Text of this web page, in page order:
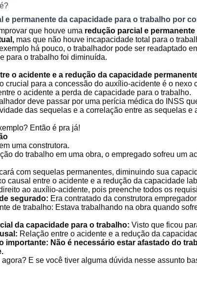
e permanente da capacidade para o trabalho por
que houve uma redução parcial e
mas que não houve incapacidade total para o
há pouco, o trabalhador pode ser readaptado
para o trabalho foi diminuída.
o acidente e a redução da capacidade
crucial para a concessão do auxílio-acidente é o nexo
o acidente a perda de capacidade para o trabalho.
deve passar por uma perícia médica do INSS
das sequelas e a correlação entre as sequelas e
Então é pra já!
uma construtora.
do trabalho em uma obra, o empregado sofreu um
com sequelas permanentes, diminuindo sua
causal entre o acidente e a redução da capacidade
ao auxílio-acidente, pois preenche todos os
segurado: Era contratado da construtora
de trabalho: Estava trabalhando na obra quando
da capacidade para o trabalho: Visto que ficou
Relação entre o acidente e a redução da
importante: Não é necessário estar afastado do
E se você tiver alguma dúvida nesse assunto